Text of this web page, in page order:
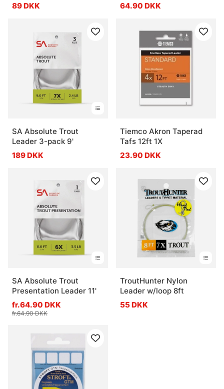
89 DKK
64.90 DKK
SA Absolute Trout
Leader 3-pack 9'
189 DKK
Tiemco Akron Taperad
Tafs 12ft 1X
23.90 DKK
SA Absolute Trout
Presentation Leader 11'
fr.64.90 DKK
fr.64.90 DKK
TroutHunter Nylon
Leader w/loop 8ft
55 DKK